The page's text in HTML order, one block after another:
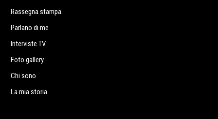
Rassegna stampa
Parlano di me
Interviste TV
Foto gallery
Chi sono
La mia storia